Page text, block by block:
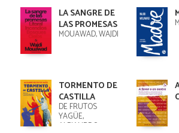
LA SANGRE DE
LAS PROMESAS
MOUAWAD, WAJDI
TORMENTO DE
CASTILLA
DE FRUTOS
YAGÜE,
ALEJANDRO